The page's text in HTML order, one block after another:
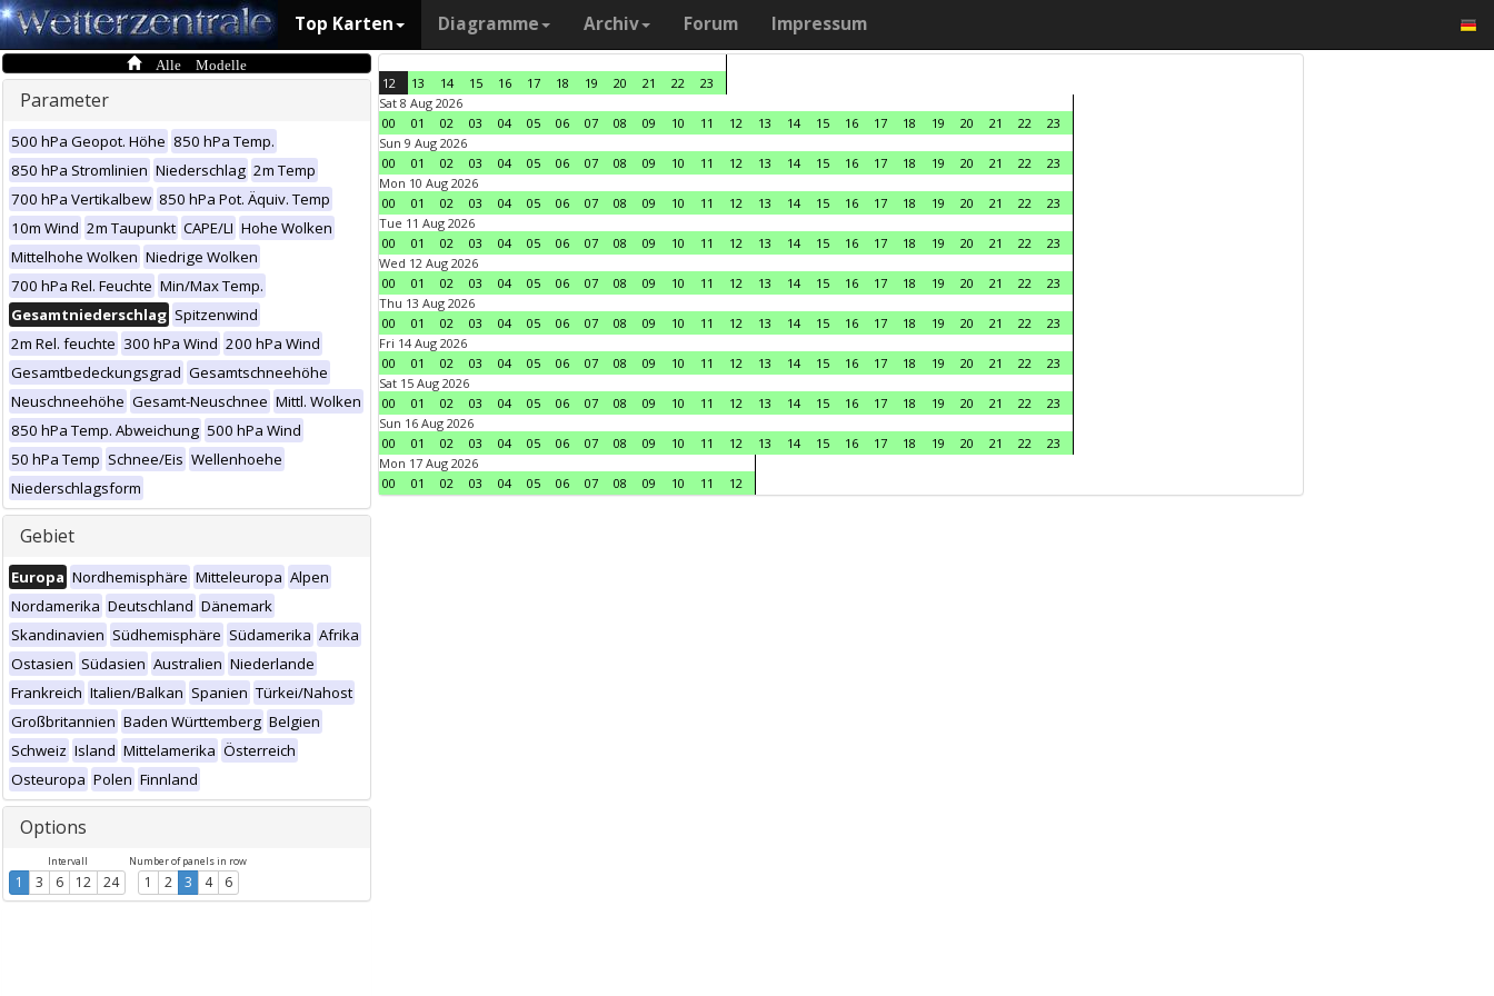
Top Karten Diagramme Archiv Forum Impressum
Alle Modelle
Parameter
500 hPa Geopot. Höhe 850 hPa Temp.
850 hPa Stromlinien Niederschlag 2m Temp
700 hPa Vertikalbew 850 hPa Pot. Äquiv. Temp
10m Wind 2m Taupunkt CAPE/LI Hohe Wolken
Mittelhohe Wolken Niedrige Wolken
700 hPa Rel. Feuchte Min/Max Temp.
Gesamtniederschlag Spitzenwind
2m Rel. feuchte 300 hPa Wind 200 hPa Wind
Gesamtbedeckungsgrad Gesamtschneehöhe
Neuschneehöhe Gesamt-Neuschnee Mittl. Wolken
850 hPa Temp. Abweichung 500 hPa Wind
50 hPa Temp Schnee/Eis Wellenhoehe
Niederschlagsform
Gebiet
Europa Nordhemisphäre Mitteleuropa Alpen
Nordamerika Deutschland Dänemark
Skandinavien Südhemisphäre Südamerika Afrika
Ostasien Südasien Australien Niederlande
Frankreich Italien/Balkan Spanien Türkei/Nahost
Großbritannien Baden Württemberg Belgien
Schweiz Island Mittelamerika Österreich
Osteuropa Polen Finnland
Options
Intervall
1 3 6 12 24
Number of panels in row
1 2 3 4 6
12 13 14 15 16 17 18 19 20 21 22
23
Sat 8 Aug 2026
00
01 02 03 04 05 06 07 08 09 10 11 12 13 14 15 16 17 18 19 20 21 22
23
Sun 9 Aug 2026
00
01 02 03 04 05 06 07 08 09 10 11 12 13 14 15 16 17 18 19 20 21 22
23
Mon 10 Aug 2026
00
01 02 03 04 05 06 07 08 09 10 11 12 13 14 15 16 17 18 19 20 21 22
23
Tue 11 Aug 2026
00
01 02 03 04 05 06 07 08 09 10 11 12 13 14 15 16 17 18 19 20 21 22
23
Wed 12 Aug 2026
00
01 02 03 04 05 06 07 08 09 10 11 12 13 14 15 16 17 18 19 20 21 22
23
Thu 13 Aug 2026
00
01 02 03 04 05 06 07 08 09 10 11 12 13 14 15 16 17 18 19 20 21 22
23
Fri 14 Aug 2026
00
01 02 03 04 05 06 07 08 09 10 11 12 13 14 15 16 17 18 19 20 21 22
23
Sat 15 Aug 2026
00
01 02 03 04 05 06 07 08 09 10 11 12 13 14 15 16 17 18 19 20 21 22
23
Sun 16 Aug 2026
00
01 02 03 04 05 06 07 08 09 10 11 12 13 14 15 16 17 18 19 20 21 22
23
Mon 17 Aug 2026
00
01 02 03 04 05 06 07 08 09 10 11 12